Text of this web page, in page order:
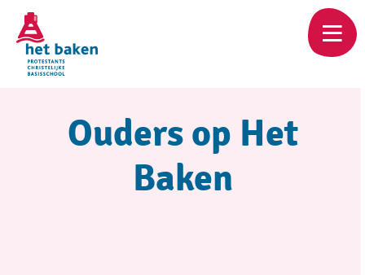
Skip
main
content
Ouders op Het
Baken